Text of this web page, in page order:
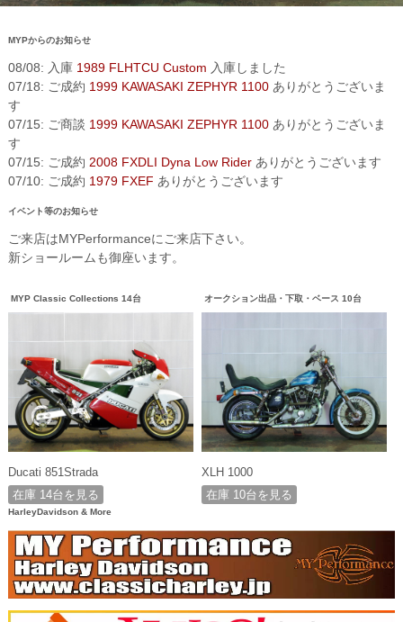
MYPからのお知らせ
08/08: 入庫 1989 FLHTCU Custom 入庫しました
07/18: ご成約 1999 KAWASAKI ZEPHYR 1100ありがとうございま
す
07/15: ご商談 1999 KAWASAKI ZEPHYR 1100ありがとうございま
す
07/15: ご成約 2008 FXDLI Dyna Low Riderありがとうございます
07/10: ご成約 1979 FXEF ありがとうございます
イベント等のお知らせ
ご来店はMYPerformanceにご来店下さい。
新ショールームも御座います。
MYP Classic Collections 14台
Ducati 851Strada
在庫 14台を見る
オークション出品・下取・ベース 10台
XLH 1000
在庫 10台を見る
HarleyDavidson & More